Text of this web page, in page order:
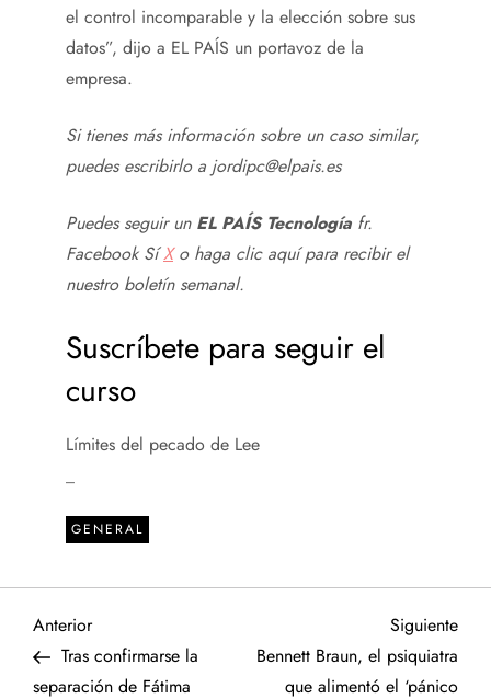
el control incomparable y la elección sobre sus
datos”, dijo a EL PAÍS un portavoz de la
empresa.
Si tienes más información sobre un caso similar,
puedes escribirlo a jordipc@elpais.es
Puedes seguir un EL PAÍS Tecnología fr.
FacebookSíXo haga clic aquí para recibir el
nuestro boletín semanal.
Suscríbete para seguir el
curso
Límites del pecado de Lee
GENERAL
N
a
Entrada
anterior
Anterior
Tras confirmarse la
separación de Fátima
Siguiente
Bennett Braun, el psiquiatra
que alimentó el ‘pánico